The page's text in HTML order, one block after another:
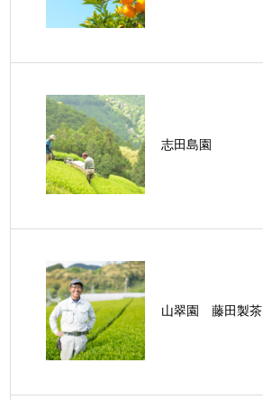
志田島園
山翠園 藤田製茶